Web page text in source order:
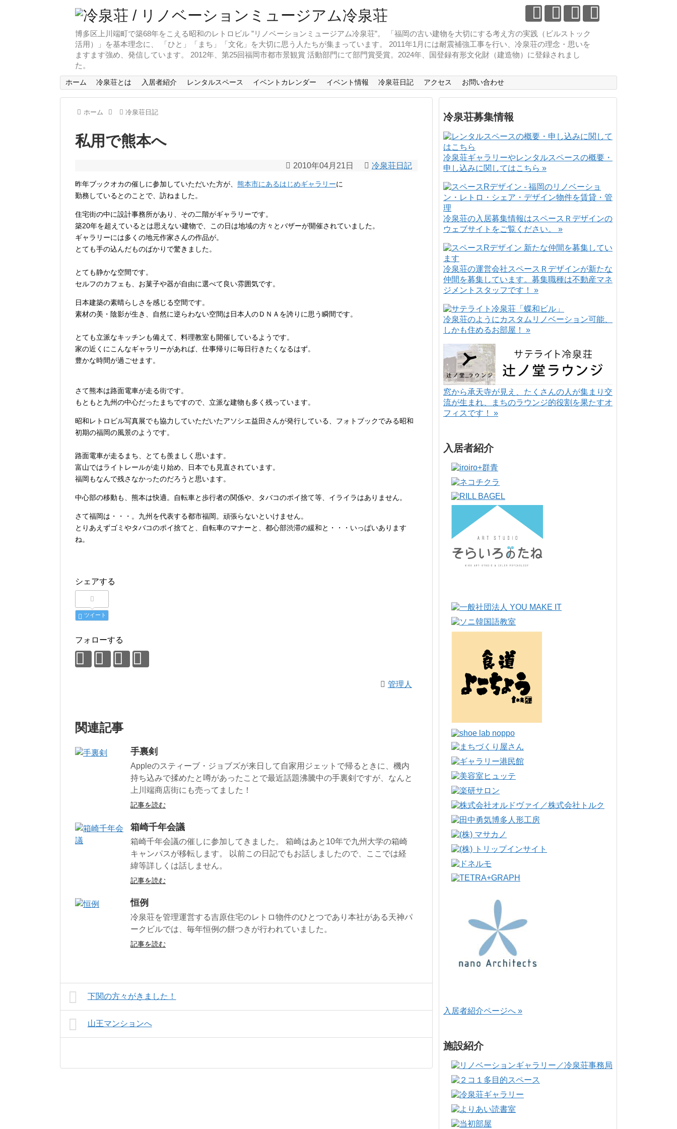
博多区上川端町で築68年をこえる昭和のレトロビル ”リノベーションミュージアム冷泉荘”。 「福岡の古い建物を大切にする考え方の実践（ビルストック
活用）」を基本理念に、 「ひと」「まち」「文化」を大切に思う人たちが集まっています。 2011年1月には耐震補強工事を行い、冷泉荘の理念・思いを
ますます強め、発信しています。 2012年、第25回福岡市都市景観賞 活動部門にて部門賞受賞。2024年、国登録有形文化財（建造物）に登録されまし
た。
ホーム 冷泉荘とは 入居者紹介 レンタルスペース イベントカレンダー イベント情報 冷泉荘日記 アクセス お問い合わせ
ホーム 冷泉荘日記
私用で熊本へ
2010年04月21日 冷泉荘日記
昨年ブックオカの催しに参加していただいた方が、 熊本市にあるはじめギャラリーに
勤務しているとのことで、訪ねました。
住宅街の中に設計事務所があり、その二階がギャラリーです。
築20年を超えているとは思えない建物で、この日は地域の方々とバザーが開催されていました。
ギャラリーには多くの地元作家さんの作品が。
とても手の込んだものばかりで驚きました。
とても静かな空間です。
セルフのカフェも、お菓子や器が自由に選べて良い雰囲気です。
日本建築の素晴らしさを感じる空間です。
素材の美・陰影が生き、自然に逆らわない空間は日本人のＤＮＡを誇りに思う瞬間です。
とても立派なキッチンも備えて、料理教室も開催しているようです。
家の近くにこんなギャラリーがあれば、仕事帰りに毎日行きたくなるはず。
豊かな時間が過ごせます。
さて熊本は路面電車が走る街です。
もともと九州の中心だったまちですので、立派な建物も多く残っています。
昭和レトロビル写真展でも協力していただいたアソシエ益田さんが発行している、フォトブックでみる昭和
初期の福岡の風景のようです。
路面電車が走るまち、とても羨ましく思います。
富山ではライトレールが走り始め、日本でも見直されています。
福岡もなんで残さなかったのだろうと思います。
中心部の移動も、熊本は快適。自転車と歩行者の関係や、タバコのポイ捨て等、イライラはありません。
さて福岡は・・・。九州を代表する都市福岡。頑張らないといけません。
とりあえずゴミやタバコのポイ捨てと、自転車のマナーと、都心部渋滞の緩和と・・・いっぱいあります
ね。
シェアする
ツイート
フォローする
管理人
関連記事
手裏剣
Appleのスティーブ・ジョブズが来日して自家用ジェットで帰るときに、機内
持ち込みで揉めたと噂があったことで最近話題沸騰中の手裏剣ですが、なんと
上川端商店街にも売ってました！
記事を読む
箱崎千年会議
箱崎千年会議の催しに参加してきました。 箱崎はあと10年で九州大学の箱崎
キャンパスが移転します。 以前この日記でもお話しましたので、ここでは経
緯等詳しくは話しません。
記事を読む
恒例
冷泉荘を管理運営する吉原住宅のレトロ物件のひとつであり本社がある天神パ
ークビルでは、毎年恒例の餅つきが行われていました。
記事を読む
下関の方々がきました！
山王マンションへ
冷泉荘募集情報
冷泉荘ギャラリーやレンタルスペースの概要・
申し込みに関してはこちら »
冷泉荘の入居募集情報はスペースＲデザインの
ウェブサイトをご覧ください。 »
冷泉荘の運営会社スペースＲデザインが新たな
仲間を募集しています。募集職種は不動産マネ
ジメントスタッフです！ »
冷泉荘のようにカスタムリノベーション可能、
しかも住めるお部屋！ »
窓から承天寺が見え、たくさんの人が集まり交
流が生まれ、まちのラウンジ的役割を果たすオ
フィスです！ »
入居者紹介
入居者紹介ページへ »
施設紹介